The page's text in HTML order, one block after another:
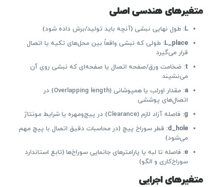
متغیرهای هندسی اصلی
L: طول نهایی نبشی (آنچه باید تولید/برش داده شود)
L_place: طولی که نبشی واقعاً بین محل‌های تکیه یا اتصال
قرار می‌گیرد
t: ضخامت ورق/صفحه اتصال یا صفحه‌ای که نبشی روی آن
می‌نشیند
a
: مقدار اورلب یا همپوشانی (Overlapping length) در
اتصال‌های پوششی
g: فاصله آزاد لازم (Clearance) در پیچ‌ومهره یا شرایط مونتاژ
d_hole: قطر سوراخ پیچ (در محاسبات دقیق اتصال با پیچ مهم
می‌شود)
e: فاصله تا لبه یا پارامترهای جانمایی سوراخ‌ها (تابع استاندارد
سوراخ‌کاری و الگو)
متغیرهای اجرایی